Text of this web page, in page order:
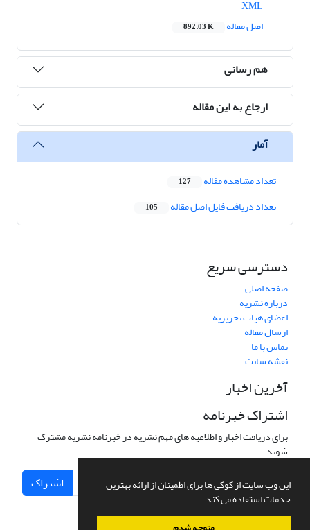
این وب سایت از کوکی ها برای اطمینان از ارائه بهترین
خدمات استفاده می کند.
اصل مقاله
892.03 K
هم رسانی
ارجاع به این مقاله
آمار
تعداد مشاهده مقاله 127
تعداد دریافت فایل اصل مقاله 105
دسترسی سریع
صفحه اصلی
درباره نشریه
اعضای هیات تحریریه
ارسال مقاله
تماس با ما
نقشه سایت
آخرین اخبار
اشتراک خبرنامه
برای دریافت اخبار و اطلاعیه های مهم نشریه در خبرنامه نشریه مشترک
شوید.
اشتراک